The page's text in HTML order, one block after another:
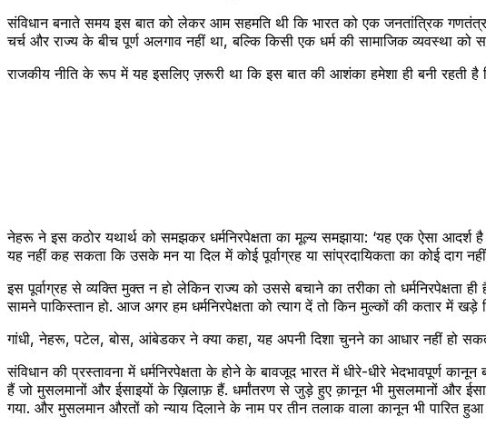
संविधान बनाते समय इस बात को लेकर आम सहमति थी कि भारत को एक जनतांत्रिक गणतंत्र
चर्च और राज्य के बीच पूर्ण अलगाव नहीं था, बल्कि किसी एक धर्म की सामाजिक व्यवस्था को
राजकीय नीति के रूप में यह इसलिए ज़रूरी था कि इस बात की आशंका हमेशा ही बनी रहती है
नेहरू ने इस कठोर यथार्थ को समझकर धर्मनिरपेक्षता का मूल्य समझाया: ‘यह एक ऐसा आदर्श
यह नहीं कह सकता कि उसके मन या दिल में कोई पूर्वाग्रह या सांप्रदायिकता का कोई दाग नहीं
इस पूर्वाग्रह से व्यक्ति मुक्त न हो लेकिन राज्य को उससे बचाने का तरीका तो
सामने पाकिस्तान हो. आज अगर हम धर्मनिरपेक्षता को त्याग दें तो किन मुल्कों की कतार में खड़े
गांधी, नेहरू, पटेल, बोस, आंबेडकर ने क्या कहा, यह अपनी दिशा चुनने का आधार नहीं हो
संविधान की प्रस्तावना में धर्मनिरपेक्षता के होने के बावजूद भारत में धीरे-धीरे भेदभावपूर्ण
हैं जो मुसलमानों और ईसाइयों के ख़िलाफ़ हैं. धर्मांतरण से जुड़े हुए क़ानून भी मुसलमानों और
गया. और मुसलमान औरतों को न्याय दिलाने के नाम पर तीन तलाक वाला कानून भी पारित